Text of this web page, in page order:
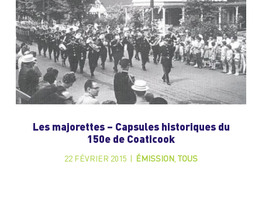
Les majorettes – Capsules historiques du
150e de Coaticook
22 FÉVRIER 2015 ÉMISSION , TOUS